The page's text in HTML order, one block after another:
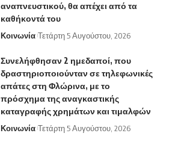
αναπνευστικού, θα απέχει από τα
καθήκοντά του
Κοινωνία Τετάρτη 5 Αυγούστου, 2026
Συνελήφθησαν 2 ημεδαποί, που
δραστηριοποιούνταν σε τηλεφωνικές
απάτες στη Φλώρινα, με το
πρόσχημα της αναγκαστικής
καταγραφής χρημάτων και τιμαλφών
Κοινωνία Τετάρτη 5 Αυγούστου, 2026